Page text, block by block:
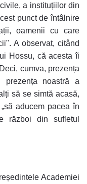
a instituțiilor din
punct de întâlnire
oamenii cu care
A observat, citând
Hossu, că acesta îi
cumva, prezența
prezența noastră a
să se simtă acasă,
aducem pacea în
război din sufletul
Academiei